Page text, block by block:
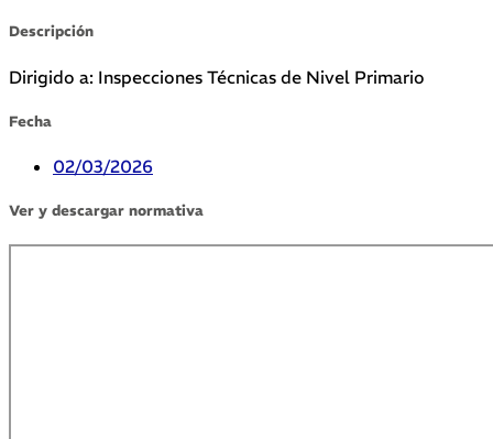
Descripción
Dirigido a: Inspecciones Técnicas de Nivel Primario
Fecha
02/03/2026
Ver y descargar normativa